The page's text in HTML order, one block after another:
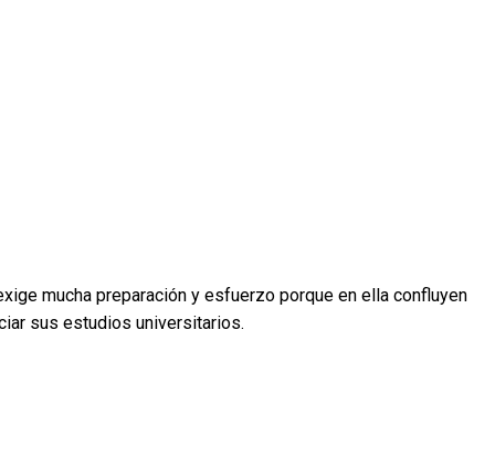
mucha preparación y esfuerzo porque en ella confluyen
sus estudios universitarios.